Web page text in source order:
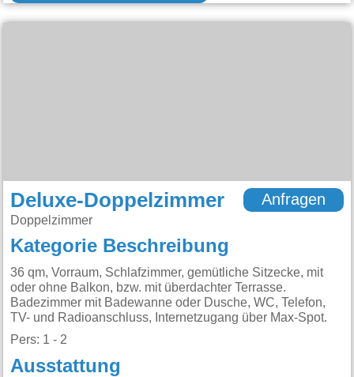
Deluxe-Doppelzimmer
Doppelzimmer
Anfragen
Kategorie Beschreibung
36 qm, Vorraum, Schlafzimmer, gemütliche Sitzecke, mit
oder ohne Balkon, bzw. mit überdachter Terrasse.
Badezimmer mit Badewanne oder Dusche, WC, Telefon,
TV- und Radioanschluss, Internetzugang über Max-Spot.
Pers: 1 - 2
Ausstattung